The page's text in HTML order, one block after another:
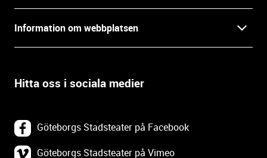
Press
Öppettider
Backa Teater
Information om webbplatsen
Villkor och integritet
Om webbplatsen
Tillgänglighetsredogörelse
Hitta oss i sociala medier
Göteborgs Stadsteater på Facebook
Göteborgs Stadsteater på Vimeo